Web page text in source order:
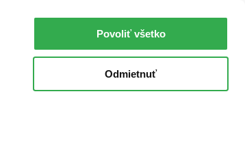
Povoliť všetko
Odmietnuť